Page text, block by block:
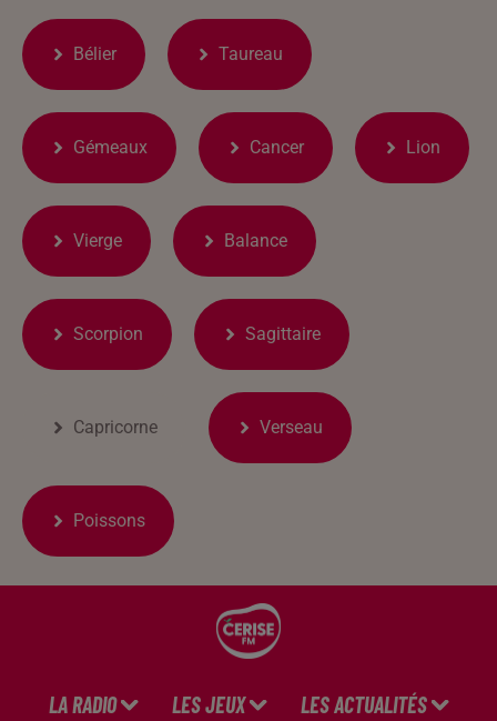
Bélier Taureau
Gémeaux Cancer Lion
Vierge Balance
Scorpion Sagittaire
Capricorne Verseau
Poissons
LA RADIO LES JEUX LES ACTUALITÉS